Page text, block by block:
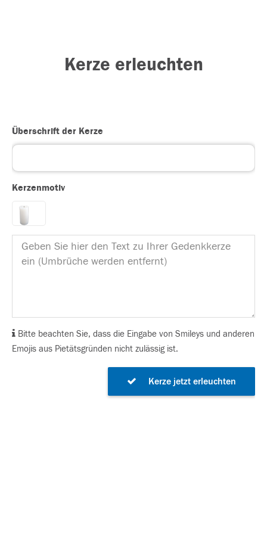
Kerze erleuchten
Überschrift der Kerze
Kerzenmotiv
Bitte beachten Sie, dass die Eingabe von Smileys und anderen
Emojis aus Pietätsgründen nicht zulässig ist.
Kerze jetzt erleuchten